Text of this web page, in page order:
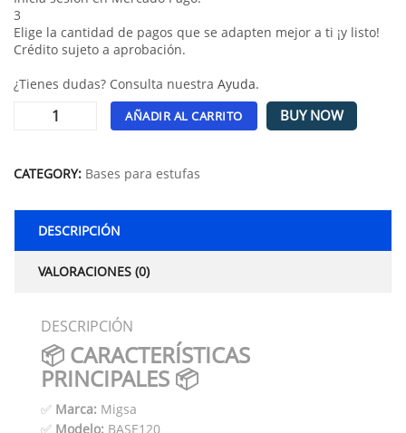
3
Elige la cantidad de pagos que se adapten mejor a ti ¡y listo!
Crédito sujeto a aprobación.
¿Tienes dudas? Consulta nuestra Ayuda.
AÑADIR AL CARRITO BUY NOW
CATEGORY: Bases para estufas
DESCRIPCIÓN
VALORACIONES (0)
DESCRIPCIÓN
📦 CARACTERÍSTICAS
PRINCIPALES 📦
✅ Marca: Migsa
✅ Modelo: BASE120